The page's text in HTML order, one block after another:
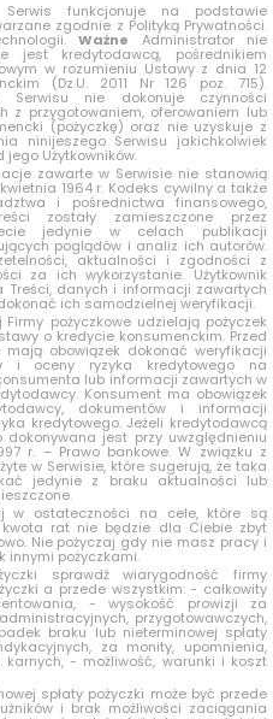
Serwis funkcjonuje na podstawie
zgodnie z Polityką Prywatności.
Ważne Administrator nie
jest kredytodawcą, pośrednikiem
w rozumieniu Ustawy z dnia 12
(Dz.U. 2011 Nr 126 poz. 715).
Serwisu nie dokonuje czynności
z przygotowaniem, oferowaniem lub
(pożyczkę) oraz nie uzyskuje z
ninijeszego Serwisu jakichkolwiek
Użytkowników.
zawarte w Serwisie nie stanowią
1964 r. Kodeks cywilny a także
i pośrednictwa finansowego,
zostały zamieszczone przez
jedynie w celach publikacji
poglądów i analiz ich autorów.
aktualności i zgodności z
za ich wykorzystanie. Użytkownik
Treści, danych i informacji zawartych
ich samodzielnej weryfikacji.
Firmy pożyczkowe udzielają pożyczek
o kredycie konsumenckim. Przed
obowiązek dokonać weryfikacji
i oceny ryzyka kredytowego na
lub informacji zawartych w
Konsument ma obowiązek
dokumentów i informacji
kredytowego. Jeżeli kredytodawcą
jest przy uwzględnieniu
r. – Prawo bankowe. W związku z
w Serwisie, które sugerują, że taka
jedynie z braku aktualności lub
w ostateczności na cele, które są
rat nie będzie dla Ciebie zbyt
Nie pożyczaj gdy nie masz pracy i
innymi pożyczkami.
sprawdź wiarygodność firmy
a przede wszystkim: - całkowity
- wysokość prowizji za
przygotowawczych,
braku lub nieterminowej spłaty
za monity, upomnienia,
- możliwość, warunki i koszt
spłaty pożyczki może być przede
i brak możliwości zaciągania